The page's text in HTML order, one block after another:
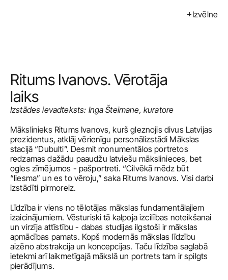
Izvēlne
Mākslinieki
Kalendārs
Pirkt
Par mums
Kontakti
ENG
Ritums Ivanovs. Vērotāja
laiks
Izstādes ievadteksts: Inga Šteimane, kuratore
Mākslinieks Ritums Ivanovs, kurš gleznojis divus Latvijas
prezidentus, atklāj vērienīgu personālizstādi Mākslas
stacijā “Dubulti”. Desmit monumentālos portretos
redzamas dažādu paaudžu latviešu mākslinieces, bet
ogles zīmējumos - pašportreti. “Cilvēkā mēdz būt
“liesma” un es to vēroju,” saka Ritums Ivanovs. Visi darbi
izstādīti pirmoreiz.
Līdzība ir viens no tēlotājas mākslas fundamentālajiem
izaicinājumiem. Vēsturiski tā kalpoja izcilības noteikšanai
un virzīja attīstību - dabas studijas ilgstoši ir mākslas
apmācības pamats. Kopš modernās mākslas līdzību
aizēno abstrakcija un koncepcijas. Taču līdzība saglabā
ietekmi arī laikmetīgajā mākslā un portrets tam ir spilgts
pierādījums.